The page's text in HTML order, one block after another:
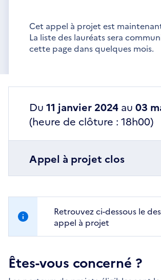
Cet appel à projet est
La liste des lauréats sera
cette page dans quelques mois.
Du 11 janvier 2024 au 03
(heure de clôture : 18h00)
Appel à projet clos
Retrouvez ci-dessous le
appel à projet
Êtes-vous concerné ?